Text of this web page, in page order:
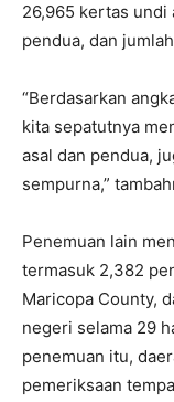
26,965 kertas undi
pendua, dan
“Berdasarkan
kita sepatutnya
asal dan pendua,
sempurna,”
Penemuan lain
termasuk 2,382
Maricopa County,
negeri selama 29
penemuan itu,
pemeriksaan